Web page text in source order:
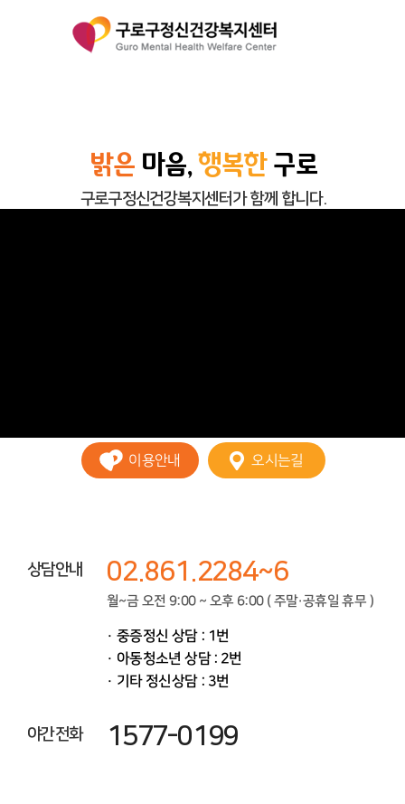
밝은마음,행복한구로
구로구정신건강복지센터가 함께 합니다.
이용안내 오시는길
상담안내 02.861.2284~6
월~금 오전 9:00 ~ 오후 6:00 ( 주말·공휴일 휴무 )
중증정신 상담 : 1번
아동청소년 상담 : 2번
기타 정신상담 : 3번
야간전화 1577-0199